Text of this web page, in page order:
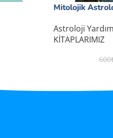
Mitolojik
Astroloji
KİTAPLARIMIZ
600